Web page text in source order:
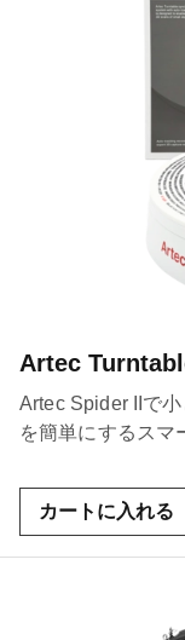
Artec
Artec Spider IIで
を簡単にするスマ
カートに入れる